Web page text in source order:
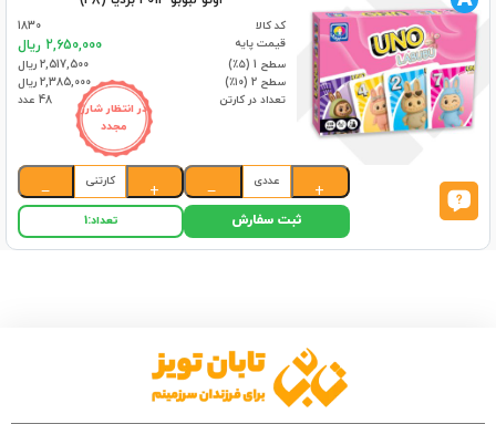
در انتظار شارژ
مجدد
کد کالا
1830
قیمت پایه
2,650,000 ریال
سطح 1 (۵٪)
2,517,500 ریال
سطح 2 (۱۰٪)
2,385,000 ریال
تعداد در کارتن
48 عدد
+
عددی
−
+
کارتنی
−
ثبت سفارش تعداد:1